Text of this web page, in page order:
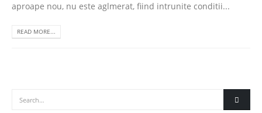
aproape nou, nu este aglmerat, fiind intrunite conditii...
READ MORE...